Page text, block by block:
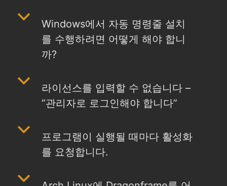
b
Windows에서 자동 명령줄 설치
를 수행하려면 어떻게 해야 합니
까?
b
라이선스를 입력할 수 없습니다 –
“관리자로 로그인해야 합니다”
b
프로그램이 실행될 때마다 활성화
를 요청합니다.
b